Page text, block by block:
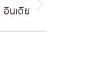
อินเดีย